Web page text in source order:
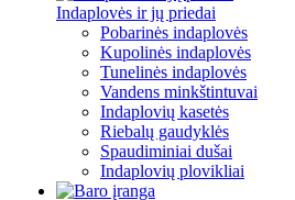
Indaplovės ir jų priedai
Pobarinės indaplovės
Kupolinės indaplovės
Tunelinės indaplovės
Vandens minkštintuvai
Indaplovių kasetės
Riebalų gaudyklės
Spaudiminiai dušai
Indaplovių plovikliai